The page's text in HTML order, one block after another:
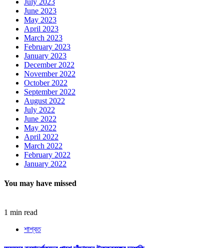
July 2023
June 2023
May 2023
April 2023
March 2023
February 2023
January 2023
December 2022
November 2022
October 2022
September 2022
August 2022
July 2022
June 2022
May 2022
April 2022
March 2022
February 2022
January 2022
You may have missed
1 min read
শাশ্বত